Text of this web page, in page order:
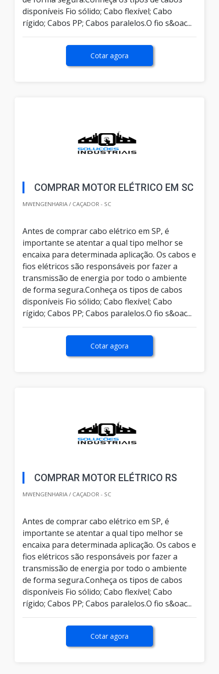
disponíveis Fio sólido; Cabo flexível; Cabo
rígido; Cabos PP; Cabos paralelos.O fio s&oac...
Cotar agora
COMPRAR MOTOR ELÉTRICO EM SC
MWENGENHARIA / CAÇADOR - SC
Antes de comprar cabo elétrico em SP, é
importante se atentar a qual tipo melhor se
encaixa para determinada aplicação. Os cabos e
fios elétricos são responsáveis por fazer a
transmissão de energia por todo o ambiente
de forma segura.Conheça os tipos de cabos
disponíveis Fio sólido; Cabo flexível; Cabo
rígido; Cabos PP; Cabos paralelos.O fio s&oac...
Cotar agora
COMPRAR MOTOR ELÉTRICO RS
MWENGENHARIA / CAÇADOR - SC
Antes de comprar cabo elétrico em SP, é
importante se atentar a qual tipo melhor se
encaixa para determinada aplicação. Os cabos e
fios elétricos são responsáveis por fazer a
transmissão de energia por todo o ambiente
de forma segura.Conheça os tipos de cabos
disponíveis Fio sólido; Cabo flexível; Cabo
rígido; Cabos PP; Cabos paralelos.O fio s&oac...
Cotar agora